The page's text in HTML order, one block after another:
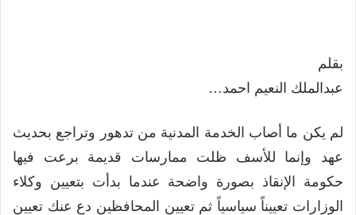
بقلم
عبدالملك النعيم احمد…
لم يكن ما أصاب الخدمة المدنية من تدهور وتراجع بحديث
عهد وإنما للأسف ظلت ممارسات قديمة برعت فيها
حكومة الإنقاذ بصورة واضحة عندما بدأت بتعيين وكلاء
الوزارات تعييناً سياسياً ثم تعيين المحافظين دع عنك تعيين